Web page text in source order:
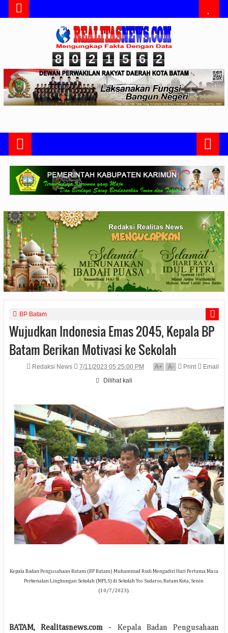
8 0 2 1 5 6 2
BP Batam
Wujudkan Indonesia Emas 2045, Kepala BP
Batam Berikan Motivasi ke Sekolah
Redaksi News 7/11/2023 05:25:00 PM A+ A- Print
Email
Dilihat kali
Kepala Badan Pengusahaan Batam (BP Batam) Muhammad Rudi Mengadiri Hari Pertama Masa
Perkenalan Lingkungan Sekolah (MPLS) di Sekolah Yos Sudarso, Batam Kota, Senin
(10/7/2023).
BATAM, Realitasnews.com - Kepala Badan Pengusahaan